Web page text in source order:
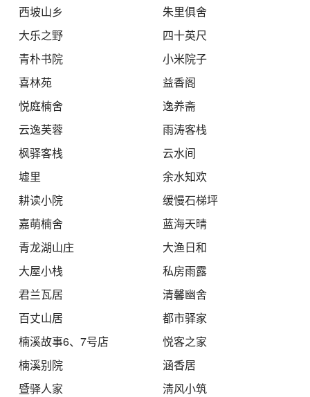
西坡山乡
朱里俱舍
大乐之野
四十英尺
青朴书院
小米院子
喜林苑
益香阁
悦庭楠舍
逸养斋
云逸芙蓉
雨涛客栈
枫驿客栈
云水间
墟里
余水知欢
耕读小院
缓慢石梯坪
嘉萌楠舍
蓝海天晴
青龙湖山庄
大渔日和
大屋小栈
私房雨露
君兰瓦居
清馨幽舍
百丈山居
都市驿家
楠溪故事6、7号店
悦客之家
楠溪别院
涵香居
暨驿人家
淸风小筑